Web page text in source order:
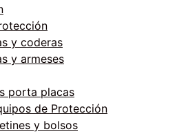
y coderas
y armeses
porta placas
de Protección
y bolsos